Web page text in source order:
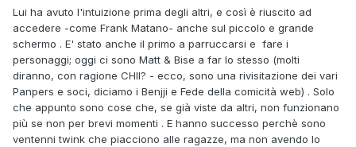
Lui ha avuto l'intuizione prima degli altri, e così è riuscito ad
accedere -come Frank Matano- anche sul piccolo e grande
schermo . E' stato anche il primo a parruccarsi e fare i
personaggi; oggi ci sono Matt & Bise a far lo stesso (molti
diranno, con ragione CHII? - ecco, sono una rivisitazione dei vari
Panpers e soci, diciamo i Benjji e Fede della comicità web) . Solo
che appunto sono cose che, se già viste da altri, non funzionano
più se non per brevi momenti . E hanno successo perchè sono
ventenni twink che piacciono alle ragazze, ma non avendo lo